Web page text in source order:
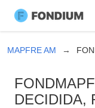
MAPFRE AM
DECIDIDA,